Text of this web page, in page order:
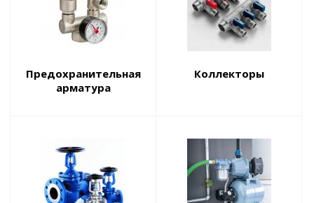
Предохранительная
арматура
Коллекторы